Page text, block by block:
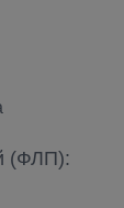
(ФЛП):